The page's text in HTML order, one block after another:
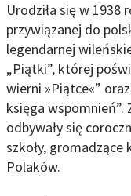
Urodziła się w 1938
przywiązanej do
legendarnej
„Piątki”, której
wierni »Piątce«”
księga
odbywały się
szkoły,
Polaków.